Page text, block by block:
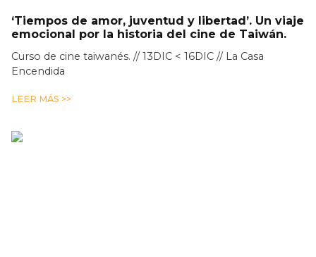
‘Tiempos de amor, juventud y libertad’. Un viaje
emocional por la historia del cine de Taiwán.
Curso de cine taiwanés. // 13DIC < 16DIC // La Casa
Encendida
LEER MÁS >>